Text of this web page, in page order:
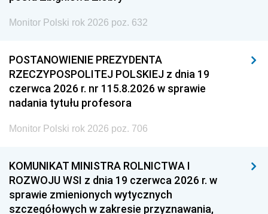
Monitor Polski rok 2026 poz. 632
POSTANOWIENIE PREZYDENTA
RZECZYPOSPOLITEJ POLSKIEJ z dnia 19
czerwca 2026 r. nr 115.8.2026 w sprawie
nadania tytułu profesora
Monitor Polski rok 2026 poz. 706
KOMUNIKAT MINISTRA ROLNICTWA I
ROZWOJU WSI z dnia 19 czerwca 2026 r. w
sprawie zmienionych wytycznych
szczegółowych w zakresie przyznawania,